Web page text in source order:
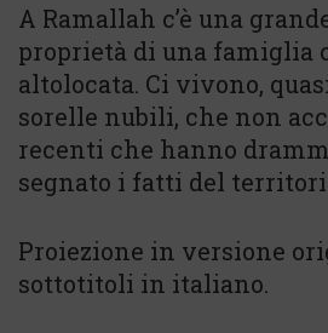
A Ramallah c’è una
proprietà di una famiglia
altolocata. Ci vivono,
sorelle nubili, che non
recenti che hanno
segnato i fatti del
Proiezione in versione
sottotitoli in italiano.